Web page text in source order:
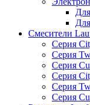
Смесители
Серия
Серия
Серия
Серия
Серия
Серия